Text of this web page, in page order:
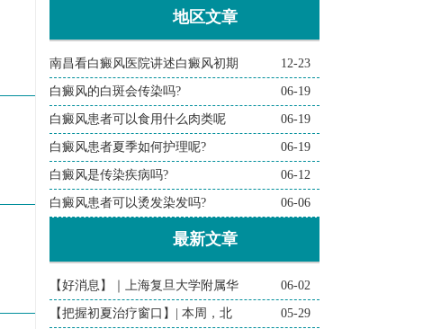
地区文章
南昌看白癜风医院讲述白癜风初期 12-23
白癜风的白斑会传染吗? 06-19
白癜风患者可以食用什么肉类呢 06-19
白癜风患者夏季如何护理呢? 06-19
白癜风是传染疾病吗? 06-12
白癜风患者可以烫发染发吗? 06-06
最新文章
【好消息】｜上海复旦大学附属华 06-02
【把握初夏治疗窗口】| 本周，北 05-29